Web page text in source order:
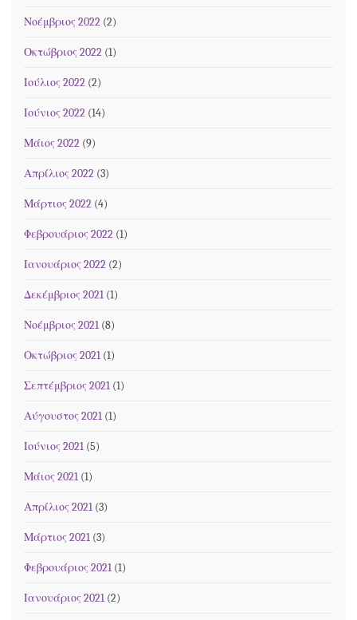
Νοέμβριος 2022 (2)
Οκτώβριος 2022 (1)
Ιούλιος 2022 (2)
Ιούνιος 2022 (14)
Μάιος 2022 (9)
Απρίλιος 2022 (3)
Μάρτιος 2022 (4)
Φεβρουάριος 2022 (1)
Ιανουάριος 2022 (2)
Δεκέμβριος 2021 (1)
Νοέμβριος 2021 (8)
Οκτώβριος 2021 (1)
Σεπτέμβριος 2021 (1)
Αύγουστος 2021 (1)
Ιούνιος 2021 (5)
Μάιος 2021 (1)
Απρίλιος 2021 (3)
Μάρτιος 2021 (3)
Φεβρουάριος 2021 (1)
Ιανουάριος 2021 (2)